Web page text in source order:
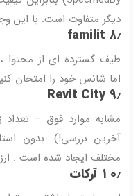
دیگر متفاوت است. با این
۸٫ familit
طیف گسترده ای از محتوا
اما شانس خود را امتحان
۹٫ Revit City
آخرین بررسی!). بدون
مختلف ایجاد شده است .
۱۰٫ آرکات